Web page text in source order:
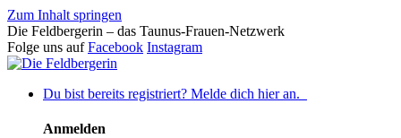
Zum Inhalt springen
Die Feldbergerin – das Taunus-Frauen-Netzwerk
Folge uns aufFacebook Instagram
Du bist bereits registriert? Melde dich hier an.
Anmelden